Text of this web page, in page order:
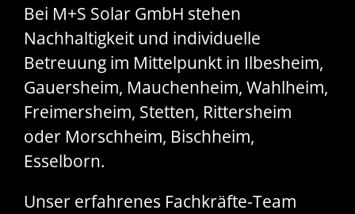
Bei M+S Solar GmbH stehen
Nachhaltigkeit und individuelle
Betreuung im Mittelpunkt in Ilbesheim,
Gauersheim, Mauchenheim, Wahlheim,
Freimersheim, Stetten, Rittersheim
oder Morschheim, Bischheim,
Esselborn.
Unser erfahrenes Fachkräfte-Team